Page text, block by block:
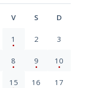
V S D
1 2 3
8 9 10
15 16 17